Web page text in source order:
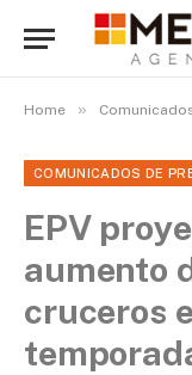
Home »
COMUNICADOS DE
EPV
aumento
cruceros